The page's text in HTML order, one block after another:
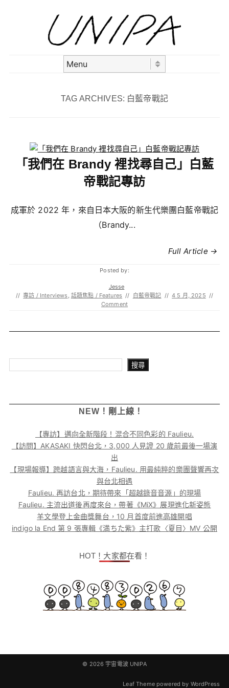
TAG ARCHIVES: 白藍帝戰記
「我們在 Brandy 裡找尋自己」白藍
帝戰記專訪
成軍於 2022 年，來自日本大阪的新生代樂團白藍帝戰記
（Brandy...
Full Article →
Posted by:
Jesse
// 專訪 / Interviews , 話題焦點 / Features // 白藍帝戰記 // 4 5 月, 2025 //
Comment
搜尋
NEW！剛上線！
【專訪】邁向全新階段！混合不同色彩的 Faulieu.
【訪問】AKASAKI 快閃台北，3,000 人見證 20 歲前最後一場演
出
【現場報導】跨越語言與大海，Faulieu. 用最純粹的樂團聲響再次
與台北相遇
Faulieu. 再訪台北，期待帶來「超越錄音音源」的現場
Faulieu. 主流出道後再度來台，帶著《MiX》展現進化新姿態
羊文學登上金曲獎舞台，10 月首度前進高雄開唱
indigo la End 第 9 張專輯《満ちた紫》主打歌〈夏目〉MV 公開
HOT！大家都在看！
© 2026宇宙電波 UNIPA
Leaf Themepowered by WordPress